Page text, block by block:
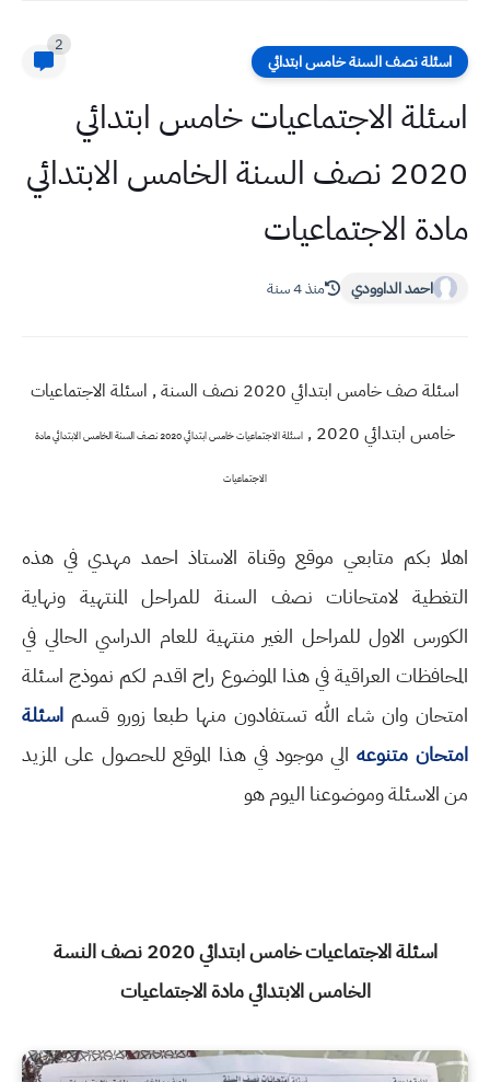
اسئلة نصف السنة خامس ابتدائي
2
اسئلة الاجتماعيات خامس ابتدائي
2020 نصف السنة الخامس الابتدائي
مادة الاجتماعيات
احمد الداوودي منذ 4 سنة
اسئلة صف خامس ابتدائي 2020 نصف السنة , اسئلة الاجتماعيات
خامس ابتدائي 2020 ,
اسئلة الاجتماعيات خامس ابتدائي 2020 نصف السنة الخامس الابتدائي مادة
الاجتماعيات
اهلا بكم متابعي موقع وقناة الاستاذ احمد مهدي في هذه
التغطية لامتحانات نصف السنة للمراحل المنتهية ونهاية
الكورس الاول للمراحل الغير منتهية للعام الدراسي الحالي في
المحافظات العراقية في هذا الموضوع راح اقدم لكم نموذج اسئلة
امتحان وان شاء الله تستفادون منها طبعا زورو قسم اسئلة
امتحان متنوعهالي موجود في هذا الموقع للحصول على المزيد
من الاسئلة وموضوعنا اليوم هو
اسئلة الاجتماعيات خامس ابتدائي 2020 نصف النسة
الخامس الابتدائي مادة الاجتماعيات